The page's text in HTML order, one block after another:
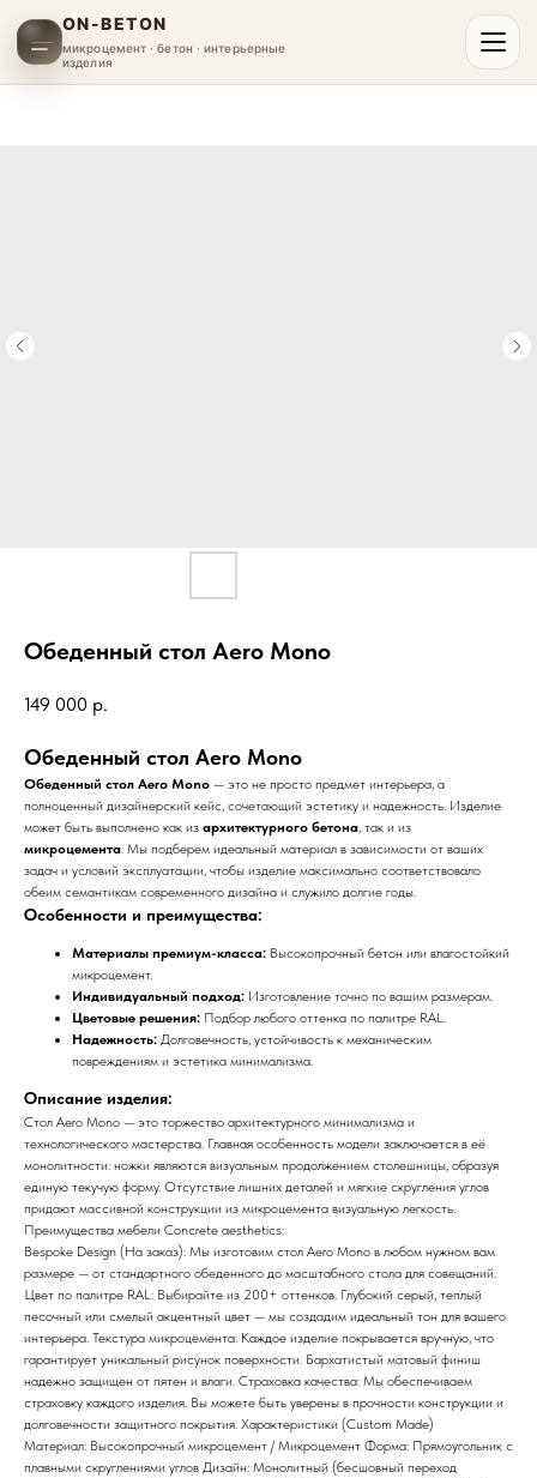
ON-BETON
микроцемент · бетон · интерьерные
изделия
Обеденный стол Aero Mono
149 000 р.
Обеденный стол Aero Mono
Обеденный стол Aero Mono — это не просто предмет интерьера, а
полноценный дизайнерский кейс, сочетающий эстетику и надежность. Изделие
может быть выполнено как из архитектурного бетона, так и из
микроцемента. Мы подберем идеальный материал в зависимости от ваших
задач и условий эксплуатации, чтобы изделие максимально соответствовало
обеим семантикам современного дизайна и служило долгие годы.
Особенности и преимущества:
Материалы премиум-класса: Высокопрочный бетон или влагостойкий
микроцемент.
Индивидуальный подход: Изготовление точно по вашим размерам.
Цветовые решения: Подбор любого оттенка по палитре RAL.
Надежность: Долговечность, устойчивость к механическим
повреждениям и эстетика минимализма.
Описание изделия:
Стол Aero Mono — это торжество архитектурного минимализма и
технологического мастерства. Главная особенность модели заключается в её
монолитности: ножки являются визуальным продолжением столешницы, образуя
единую текучую форму. Отсутствие лишних деталей и мягкие скругления углов
придают массивной конструкции из микроцемента визуальную легкость.
Преимущества мебели Concrete aesthetics:
Bespoke Design (На заказ): Мы изготовим стол Aero Mono в любом нужном вам
размере — от стандартного обеденного до масштабного стола для совещаний.
Цвет по палитре RAL: Выбирайте из 200+ оттенков. Глубокий серый, теплый
песочный или смелый акцентный цвет — мы создадим идеальный тон для вашего
интерьера. Текстура микроцемента: Каждое изделие покрывается вручную, что
гарантирует уникальный рисунок поверхности. Бархатистый матовый финиш
надежно защищен от пятен и влаги. Страховка качества: Мы обеспечиваем
страховку каждого изделия. Вы можете быть уверены в прочности конструкции и
долговечности защитного покрытия. Характеристики (Custom Made)
Материал: Высокопрочный микроцемент / Микроцемент Форма: Прямоугольник с
плавными скруглениями углов Дизайн: Монолитный (бесшовный переход